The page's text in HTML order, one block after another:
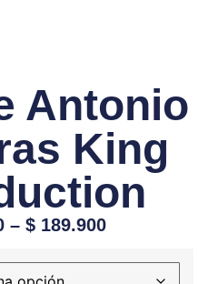
Antonio
King
– $189.900